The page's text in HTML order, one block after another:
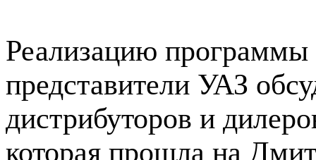
Реализацию программы
представители УАЗ
дистрибуторов и
которая прошла на